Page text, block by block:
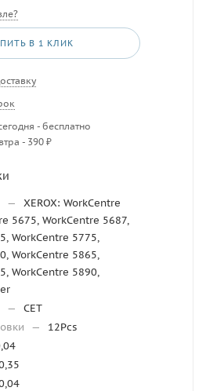
В 1 КЛИК
- бесплатно
- 390 ₽
—
XEROX: WorkCentre
5675, WorkCentre 5687,
WorkCentre 5775,
WorkCentre 5865,
WorkCentre 5890,
—
CET
—
12Pcs